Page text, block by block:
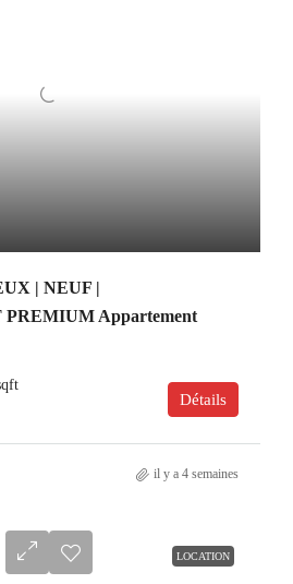
| NEUF |
Appartement
Détails
il y a 4 semaines
LOCATION